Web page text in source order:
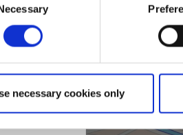
necessary cookies only